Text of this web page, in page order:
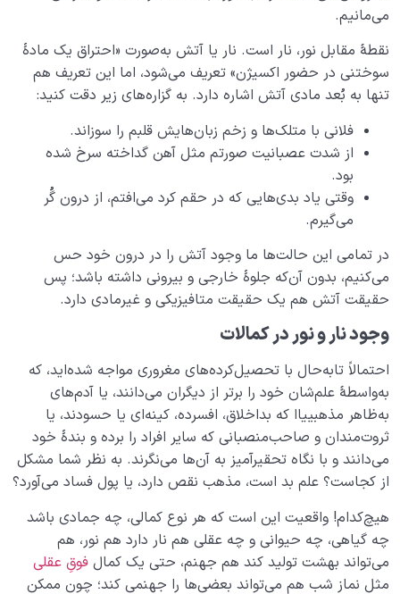
چگونه انسان شویم؟
می‌مانیم.
نقطۀ مقابل نور، نار است. نار یا آتش به‌صورت «احتراق یک مادۀ
سوختنی در حضور اکسیژن» تعریف می‌شود، اما این تعریف هم
تنها به بُعد مادی آتش اشاره دارد. به گزاره‌های زیر دقت کنید:
فلانی با متلک‌ها و زخم زبان‌هایش قلبم را سوزاند.
از شدت عصبانیت صورتم مثل آهن گداخته سرخ شده
بود.
وقتی یاد بدی‌هایی که در حقم کرد می‌افتم، از درون گُر
می‌گیرم.
در تمامی ‌این حالت‌ها ما وجود آتش را در درون خود حس
می‌کنیم، بدون آن‌که جلوۀ خارجی و بیرونی داشته باشد؛ پس
حقیقت آتش هم یک حقیقت متافیزیکی و غیرمادی دارد.
وجود نار و نور در کمالات
احتمالاً تابه‌حال با تحصیل‌کرده‌های مغروری مواجه شده‌اید، که
به‌واسطۀ علم‌شان خود را برتر از دیگران می‌دانند، یا آدم‌های
به‌ظاهر مذهبییاا که بداخلاق، افسرده، کینه‌ای یا حسودند، یا
ثروت‌مندان و صاحب‌منصبانی که سایر افراد را برده و بندۀ خود
می‌دانند و با نگاه تحقیرآمیز به آن‌ها می‌نگرند. به نظر شما مشکل
از کجاست؟ علم بد است، مذهب نقص دارد، یا پول فساد می‌آورد؟
هیچ‌کدام! واقعیت این است که هر نوع کمالی، چه جمادی باشد
چه گیاهی، چه حیوانی و چه عقلی هم نار دارد هم نور، هم
می‌تواند بهشت تولید کند هم جهنم، حتی یک کمال فوقِ عقلی
مثل نماز شب هم می‌تواند بعضی‌ها را جهنمی ‌‌کند؛ چون ممکن